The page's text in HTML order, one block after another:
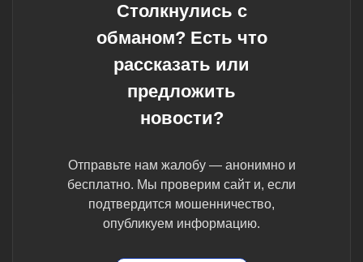
Столкнулись с
обманом? Есть что
рассказать или
предложить
новости?
Отправьте нам жалобу — анонимно и
бесплатно. Мы проверим сайт и, если
подтвердится мошенничество,
опубликуем информацию.